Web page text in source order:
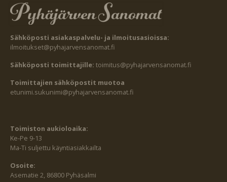
Sähköposti asiakaspalvelu- ja ilmoitusasioissa:
ilmoitukset@pyhajarvensanomat.fi
Sähköposti toimittajille: toimitus@pyhajarvensanomat.fi
Toimittajien sähköpostit muotoa
etunimi.sukunimi@pyhajarvensanomat.fi
Toimiston aukioloaika:
Ke-Pe 9-13
Ma-Ti suljettu käyntiasiakkailta
Osoite:
Asematie 2, 86800 Pyhäsalmi